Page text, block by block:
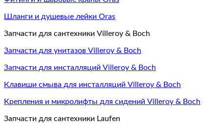
Шланги и душевые лейки Oras
Запчасти для сантехники Villeroy & Boch
Запчасти для унитазов Villeroy & Boch
Запчасти для инсталляций Villeroy & Boch
Клавиши смыва для инсталляций Villeroy & Boch
Крепления и микролифты для сидений Villeroy & Boch
Запчасти для сантехники Laufen